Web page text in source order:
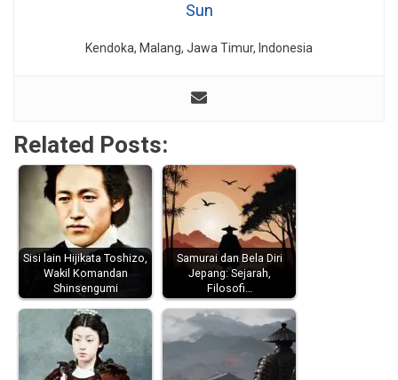
Sun
Kendoka, Malang, Jawa Timur, Indonesia
Related Posts:
Sisi lain Hijikata Toshizo,
Wakil Komandan
Shinsengumi
Samurai dan Bela Diri
Jepang: Sejarah,
Filosofi…